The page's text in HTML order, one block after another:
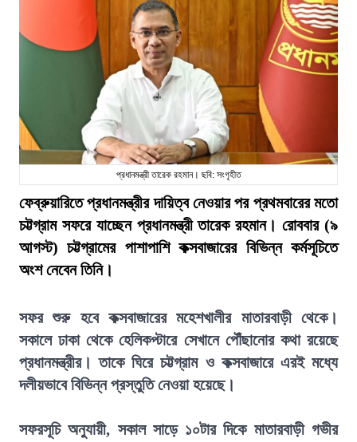
প্রধানমন্ত্রী তারেক রহমান। ছবি: সংগৃহীত
ফেব্রুয়ারিতে প্রধানমন্ত্রীর দায়িত্ব নেওয়ার পর প্রথমবারের মতো
চট্টগ্রাম সফরে যাচ্ছেন প্রধানমন্ত্রী তারেক রহমান। রোববার (৯
আগস্ট) চট্টগ্রামের পাশাপাশি কক্সবাজারের বিভিন্ন কর্মসূচিতে
অংশ নেবেন তিনি।
সফর শুরু হবে কক্সবাজারের মহেশখালীর মাতারবাড়ী থেকে।
সকালে ঢাকা থেকে হেলিকপ্টারে সেখানে পৌঁছানোর কথা রয়েছে
প্রধানমন্ত্রীর। তাকে ঘিরে চট্টগ্রাম ও কক্সবাজারে এরই মধ্যে
দলীয়ভাবে বিভিন্ন প্রস্তুতি নেওয়া হয়েছে।
সফরসূচি অনুযায়ী, সকাল সাড়ে ১০টার দিকে মাতারবাড়ী গভীর